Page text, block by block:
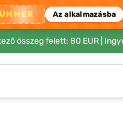
Az alkalmazásba
összeg felett: 80 EUR |